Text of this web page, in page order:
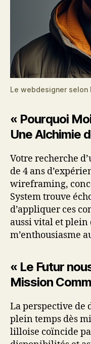
Le webdesigner selon
« Pourquoi
Une Alchimie
Votre recherche
de 4 ans
wireframing,
System trouve
d’appliquer ces
aussi vital et plein
m’enthousiasme
« Le Futur
Mission
La perspective de
plein temps dès
lilloise coïncide